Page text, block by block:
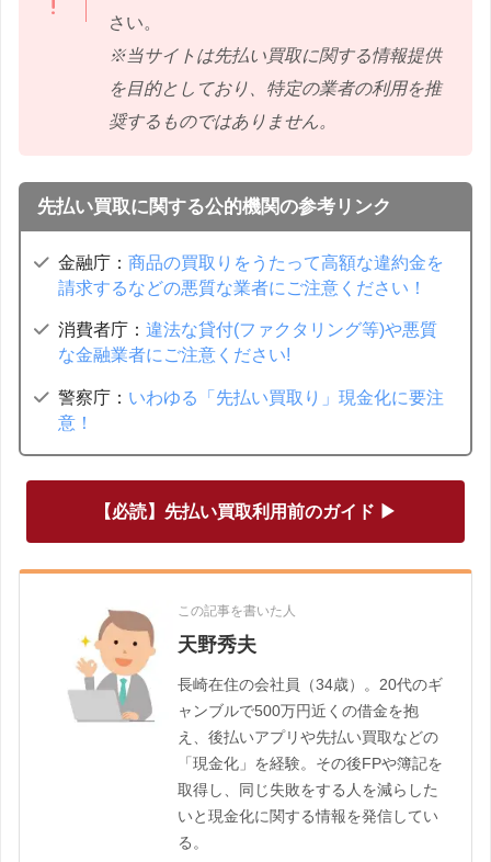
さい。
※当サイトは先払い買取に関する情報提供
を目的としており、特定の業者の利用を推
奨するものではありません。
先払い買取に関する公的機関の参考リンク
金融庁：商品の買取りをうたって高額な違約金を
請求するなどの悪質な業者にご注意ください！
消費者庁：違法な貸付(ファクタリング等)や悪質
な金融業者にご注意ください!
警察庁： いわゆる「先払い買取り」現金化に要注
意！
【必読】先払い買取利用前のガイド ▶
この記事を書いた人
天野秀夫
長崎在住の会社員（34歳）。20代のギ
ャンブルで500万円近くの借金を抱
え、後払いアプリや先払い買取などの
「現金化」を経験。その後FPや簿記を
取得し、同じ失敗をする人を減らした
いと現金化に関する情報を発信してい
る。